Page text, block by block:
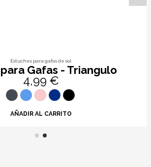
Estuches para gafas de sol
Gafas - Triangulo
4,99 €
AÑADIR AL CARRITO